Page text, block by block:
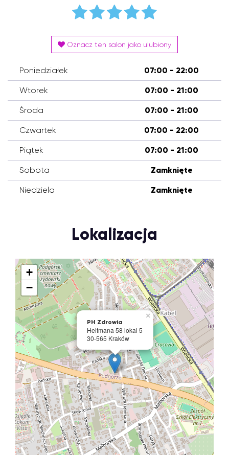
Oznacz ten salon jako ulubiony
Poniedziałek 07:00 - 22:00
Wtorek 07:00 - 21:00
Środa 07:00 - 21:00
Czwartek 07:00 - 22:00
Piątek 07:00 - 21:00
Sobota Zamknięte
Niedziela Zamknięte
Lokalizacja
PH Zdrowia
Heltmana 58 lokal 5
30-565 Kraków
×
+
−